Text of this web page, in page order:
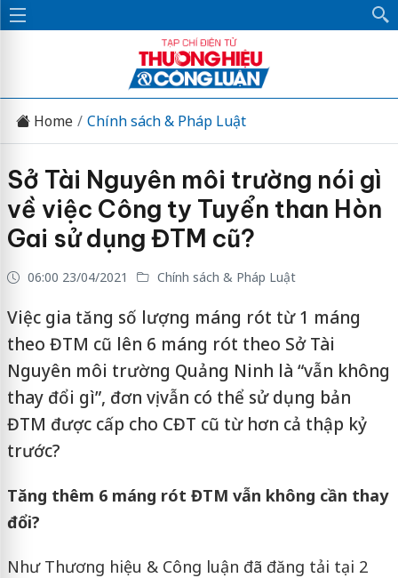
Home Chính sách & Pháp Luật
Sở Tài Nguyên môi trường nói gì
về việc Công ty Tuyển than Hòn
Gai sử dụng ĐTM cũ?
06:00 23/04/2021 Chính sách & Pháp Luật
Việc gia tăng số lượng máng rót từ 1 máng
theo ĐTM cũ lên 6 máng rót theo Sở Tài
Nguyên môi trường Quảng Ninh là “vẫn không
thay đổi gì”, đơn vị vẫn có thể sử dụng bản
ĐTM được cấp cho CĐT cũ từ hơn cả thập kỷ
trước?
Tăng thêm 6 máng rót ĐTM vẫn không cần thay
đổi?
Như Thương hiệu & Công luận đã đăng tải tại 2